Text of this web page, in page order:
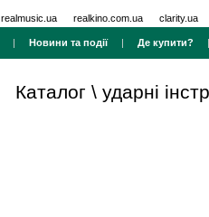
realmusic.ua realkino.com.ua clarity.ua
| Новини та події| Де купити?
Каталог \ ударні